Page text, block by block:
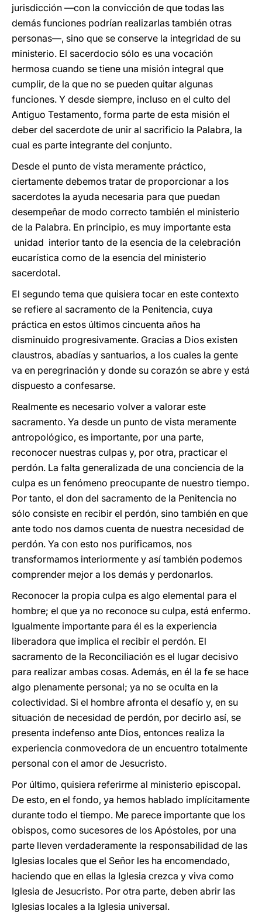
jurisdicción ―con la convicción de que todas las
demás funciones podrían realizarlas también otras
personas―, sino que se conserve la integridad de su
ministerio. El sacerdocio sólo es una vocación
hermosa cuando se tiene una misión integral que
cumplir, de la que no se pueden quitar algunas
funciones. Y desde siempre, incluso en el culto del
Antiguo Testamento, forma parte de esta misión el
deber del sacerdote de unir al sacrificio la Palabra, la
cual es parte integrante del conjunto.
Desde el punto de vista meramente práctico,
ciertamente debemos tratar de proporcionar a los
sacerdotes la ayuda necesaria para que puedan
desempeñar de modo correcto también el ministerio
de la Palabra. En principio, es muy importante esta
unidad interior tanto de la esencia de la celebración
eucarística como de la esencia del ministerio
sacerdotal.
El segundo tema que quisiera tocar en este contexto
se refiere al sacramento de la Penitencia, cuya
práctica en estos últimos cincuenta años ha
disminuido progresivamente. Gracias a Dios existen
claustros, abadías y santuarios, a los cuales la gente
va en peregrinación y donde su corazón se abre y está
dispuesto a confesarse.
Realmente es necesario volver a valorar este
sacramento. Ya desde un punto de vista meramente
antropológico, es importante, por una parte,
reconocer nuestras culpas y, por otra, practicar el
perdón. La falta generalizada de una conciencia de la
culpa es un fenómeno preocupante de nuestro tiempo.
Por tanto, el don del sacramento de la Penitencia no
sólo consiste en recibir el perdón, sino también en que
ante todo nos damos cuenta de nuestra necesidad de
perdón. Ya con esto nos purificamos, nos
transformamos interiormente y así también podemos
comprender mejor a los demás y perdonarlos.
Reconocer la propia culpa es algo elemental para el
hombre; el que ya no reconoce su culpa, está enfermo.
Igualmente importante para él es la experiencia
liberadora que implica el recibir el perdón. El
sacramento de la Reconciliación es el lugar decisivo
para realizar ambas cosas. Además, en él la fe se hace
algo plenamente personal; ya no se oculta en la
colectividad. Si el hombre afronta el desafío y, en su
situación de necesidad de perdón, por decirlo así, se
presenta indefenso ante Dios, entonces realiza la
experiencia conmovedora de un encuentro totalmente
personal con el amor de Jesucristo.
Por último, quisiera referirme al ministerio episcopal.
De esto, en el fondo, ya hemos hablado implícitamente
durante todo el tiempo. Me parece importante que los
obispos, como sucesores de los Apóstoles, por una
parte lleven verdaderamente la responsabilidad de las
Iglesias locales que el Señor les ha encomendado,
haciendo que en ellas la Iglesia crezca y viva como
Iglesia de Jesucristo. Por otra parte, deben abrir las
Iglesias locales a la Iglesia universal.